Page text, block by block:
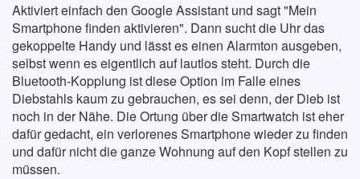
Aktiviert einfach den Google Assistant und sagt "Mein
Smartphone finden aktivieren". Dann sucht die Uhr das
gekoppelte Handy und lässt es einen Alarmton ausgeben,
selbst wenn es eigentlich auf lautlos steht. Durch die
Bluetooth-Kopplung ist diese Option im Falle eines
Diebstahls kaum zu gebrauchen, es sei denn, der Dieb ist
noch in der Nähe. Die Ortung über die Smartwatch ist eher
dafür gedacht, ein verlorenes Smartphone wieder zu finden
und dafür nicht die ganze Wohnung auf den Kopf stellen zu
müssen.